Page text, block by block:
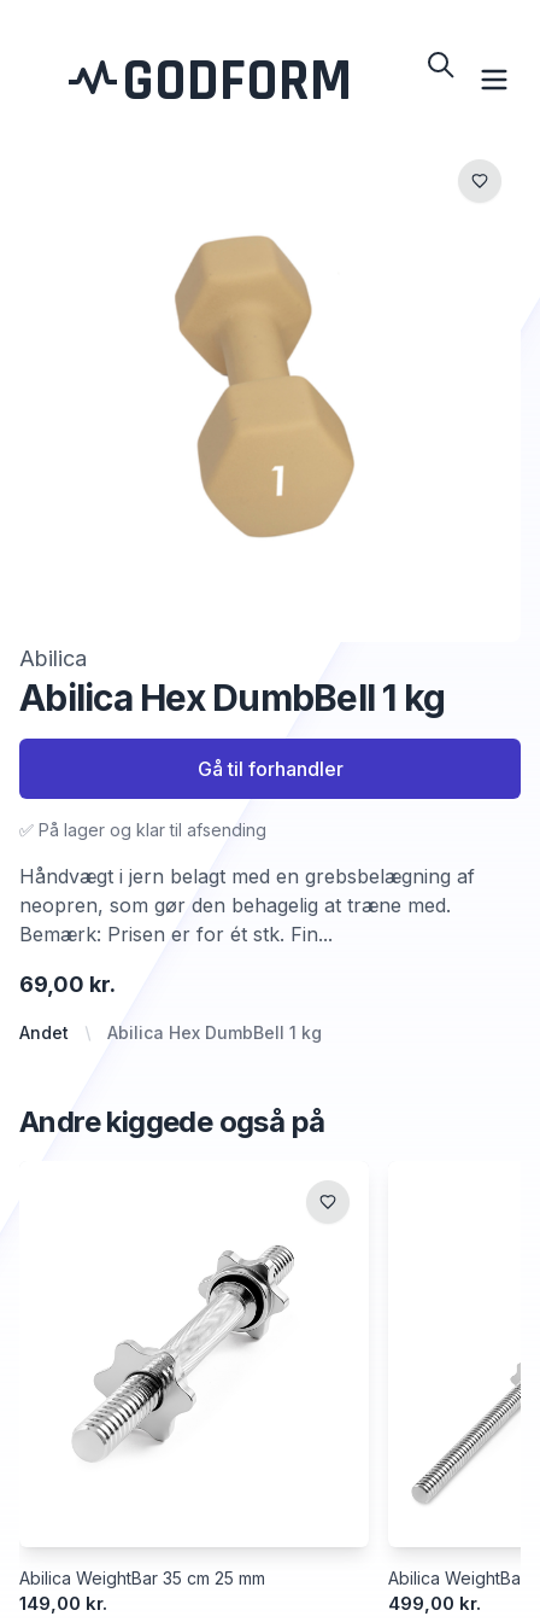
GODFORM
Abilica
Abilica Hex DumbBell 1 kg
Andet Abilica Hex DumbBell 1 kg
69,00 kr.
Håndvægt i jern belagt med en grebsbelægning af
neopren, som gør den behagelig at træne med.
Bemærk: Prisen er for ét stk. Fin...
✅ På lager og klar til afsending
Gå til forhandler
Andre kiggede også på
Abilica WeightBar 35 cm 25 mm
149,00 kr.
Abilica WeightBar
499,00 kr.